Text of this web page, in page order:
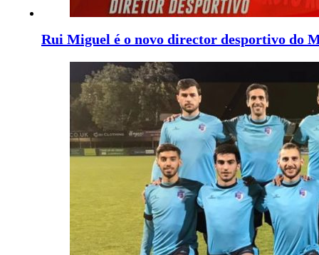
Rui Miguel é o novo director desportivo do